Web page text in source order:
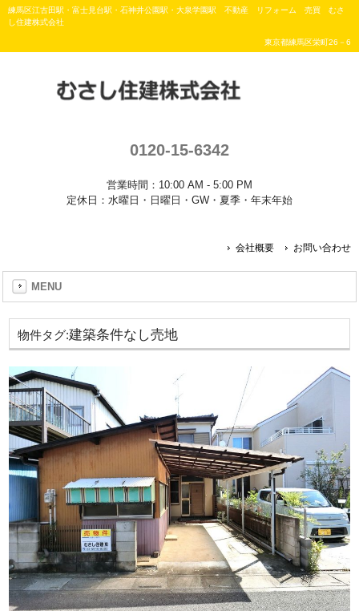
練馬区江古田駅・富士見台駅・石神井公園駅・大泉学園駅 不動産 リフォーム 売買 むさ
し住建株式会社
東京都練馬区栄町26－6
0120-15-6342
営業時間：10:00 AM - 5:00 PM
定休日：水曜日・日曜日・GW・夏季・年末年始
会社概要 お問い合わせ
MENU
物件タグ:建築条件なし売地